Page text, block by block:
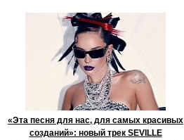
«Эта песня для нас, для самых красивых
созданий»: новый трек SEVILLE